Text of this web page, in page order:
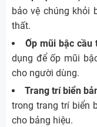
bảo vệ chúng khỏi
thất.
Ốp mũi bậc cầu
dụng để ốp mũi
cho người dùng.
Trang trí biển
trong trang trí biển
cho bảng hiệu.